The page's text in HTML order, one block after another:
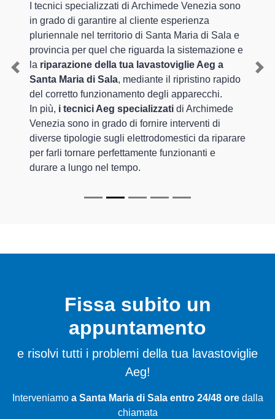
I tecnici specializzati di Archimede Venezia sono
in grado di garantire al cliente esperienza
pluriennale nel territorio di Santa Maria di Sala e
provincia per quel che riguarda la sistemazione e
la riparazione della tua lavastoviglie Aeg a
Santa Maria di Sala, mediante il ripristino rapido
del corretto funzionamento degli apparecchi.
In più, i tecnici Aeg specializzati di Archimede
Venezia sono in grado di fornire interventi di
diverse tipologie sugli elettrodomestici da riparare
per farli tornare perfettamente funzionanti e
durare a lungo nel tempo.
Previous
Fissa subito un
appuntamento
e risolvi tutti i problemi della tua lavastoviglie
Aeg!
Interveniamo a Santa Maria di Sala entro 24/48 oredalla
chiamata